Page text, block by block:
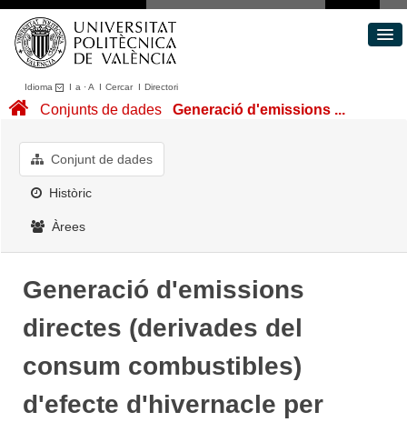
Idioma I a ·A I CercarI Directori
Conjunts de dades
Quant a
Conjunts de dades Generació d'emissions ...
Conjunt de dades
Històric
Àrees
Generació d'emissions
directes (derivades del
consum combustibles)
d'efecte d'hivernacle per